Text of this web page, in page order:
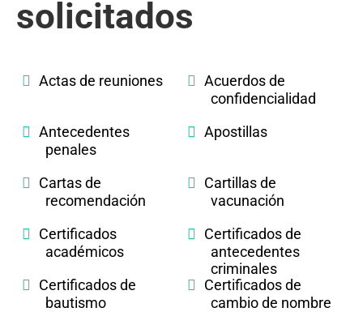
solicitados
Actas de reuniones
Acuerdos de
confidencialidad
Antecedentes
penales
Apostillas
Cartas de
recomendación
Cartillas de
vacunación
Certificados
académicos
Certificados de
antecedentes
criminales
Certificados de
bautismo
Certificados de
cambio de nombre